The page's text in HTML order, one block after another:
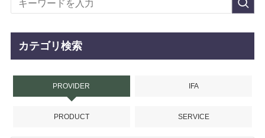
カテゴリ検索
PROVIDER IFA
PRODUCT SERVICE